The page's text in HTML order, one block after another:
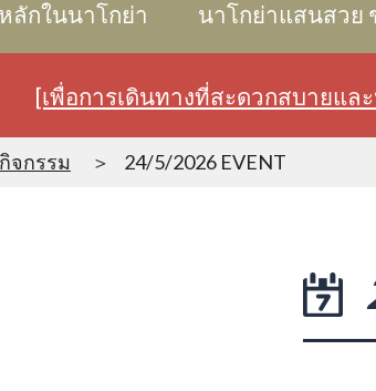
ลักในนาโกย่า นาโกย่าแสนสวย
[เพื่อการเดินทางที่สะดวกสบายแ
จกรรม 24/5/2026 EVENT